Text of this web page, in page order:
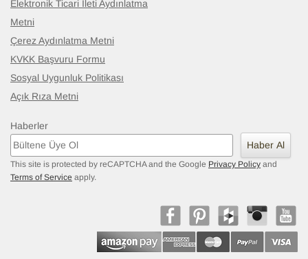
Çok Renkli Boyalı Patchwork Halı
98 cm x 308 cm
16.134TL
Elektronik Ticari İleti Aydınlatma
Metni
Çerez Aydınlatma Metni
KVKK Başvuru Formu
Sosyal Uygunluk Politikası
Açık Rıza Metni
Haberler
Haber Al
This site is protected by reCAPTCHA and the Google Privacy Policy and
Terms of Service apply.